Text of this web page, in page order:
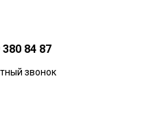
380 84 87
звонок